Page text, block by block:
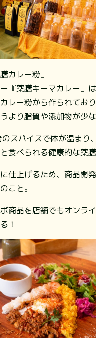
カレー粉』
『薬膳キーマカレー』
レー粉から作られてお
より脂質や添加物が少な
スパイスで体が温まり
食べられる健康的な薬膳
仕上げるため、商品開
こと。
商品を店舗でもオンラ
！